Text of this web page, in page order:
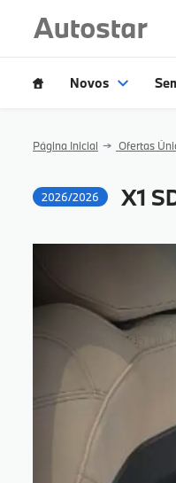
Novos
Página Inicial Ofertas
2026/2026 X1